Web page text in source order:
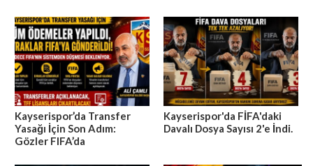
Kayserispor’da Transfer
Yasağı İçin Son Adım:
Gözler FIFA’da
Kayserispor'da FİFA'daki
Davalı Dosya Sayısı 2'e İndi.